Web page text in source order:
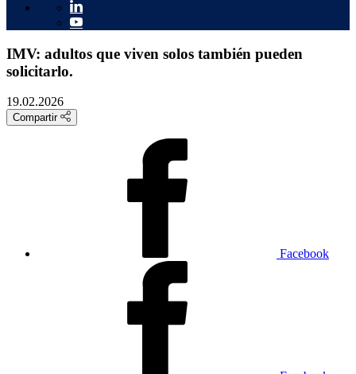
IMV: adultos que viven solos también pueden
solicitarlo.
19.02.2026
Compartir
Facebook